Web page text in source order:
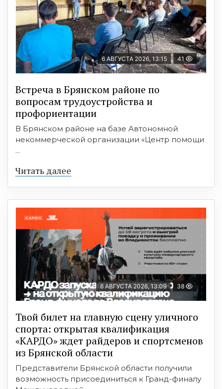
6 АВГУСТА 2026, 13:15 41
Встреча в Брянском районе по
вопросам трудоустройства и
профориентации
В Брянском районе на базе Автономной
некоммерческой организации «Центр помощи
...
Читать далее
6 АВГУСТА 2026, 13:09 38
Твой билет на главную сцену уличного
спорта: открытая квалификация
«КАРДО» ждет райдеров и спортсменов
из Брянской области
Представители Брянской области получили
возможность присоединиться к Гранд-финалу